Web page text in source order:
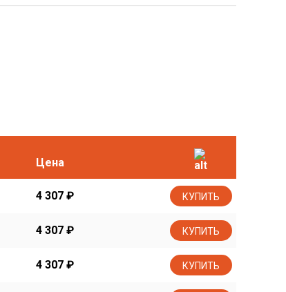
Цена
4 307 ₽ КУПИТЬ
4 307 ₽ КУПИТЬ
4 307 ₽ КУПИТЬ